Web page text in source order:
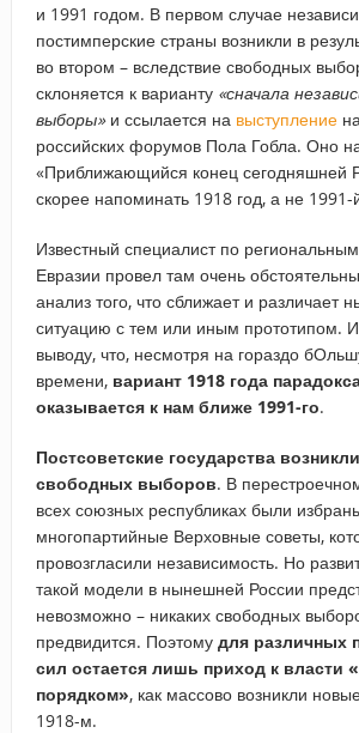
и 1991 годом. В первом случае
постимперские страны возникли в
во втором – вследствие свободных
склоняется к варианту «сначала
выборы»и ссылается на выступление
российских форумов Пола Гобла. Оно
«Приближающийся конец сегодняшней
скорее напоминать 1918 год, а не 1991-
Известный специалист по
Евразии провел там очень
анализ того, что сближает и различает
ситуацию с тем или иным прототипом.
выводу, что, несмотря на гораздо
времени, вариант 1918 года
оказывается к нам ближе 1991-го.
Постсоветские государства
свободных выборов. В
всех союзных республиках были
многопартийные Верховные советы,
провозгласили независимость. Но
такой модели в нынешней России
невозможно – никаких свободных
предвидится. Поэтому для различных
сил остается лишь приход к власти
порядком», как массово возникли
1918-м.